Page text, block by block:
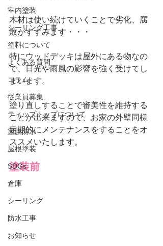
室内塗装
シーリング工事
塗料について
よくある質問
コラム
従業員募集
ティップトップについて
塗膜防水
屋根塗装
SDGs
倉庫
シーリング
防水工事
お知らせ
木材は使い続けていくことで劣化、腐
敗がすすみます・・・
特にウッドデッキは屋外にある物なの
で、日光や雨風の影響を強く受けてし
まいます。
塗り直しすることで審美性を維持する
ことが出来ますので、お家の外壁同様
定期的にメンテナンスをすることをオ
ススメいたします。
塗装前